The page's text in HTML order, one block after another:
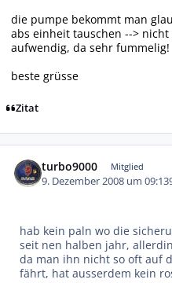
die pumpe bekommt man
abs einheit tauschen -->
aufwendig, da sehr fummelig!
beste grüsse
Zitat
turbo9000 Mitglied
9. Dezember 2008 um 09:13
hab kein paln wo die
seit nen halben jahr,
da man ihn nicht so oft auf
fährt, hat ausserdem kein